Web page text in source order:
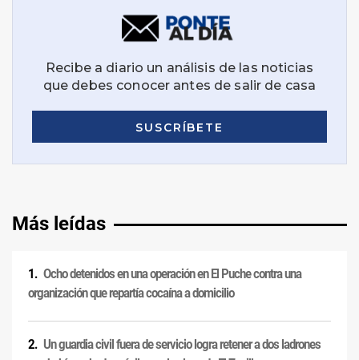
Más leídas
Ocho detenidos en una operación en El Puche contra una
organización que repartía cocaína a domicilio
Un guardia civil fuera de servicio logra retener a dos ladrones